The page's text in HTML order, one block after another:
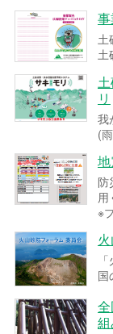
土
土
リ
我
(
防
用
※
国